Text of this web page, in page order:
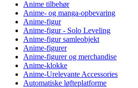
Anime tilbehør
Anime- og manga-opbevaring
Anime-figur
Anime-figur - Solo Leveling
Anime-figur samleobjekt
Anime-figurer
Anime-figurer og merchandise
Anime-klokke
Anime-Urelevante Accessories
Automatiske løfteplatforme